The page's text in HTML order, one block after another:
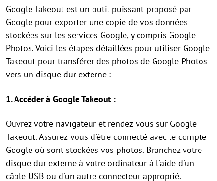
Google Takeout est un outil puissant proposé par
Google pour exporter une copie de vos données
stockées sur les services Google, y compris Google
Photos. Voici les étapes détaillées pour utiliser Google
Takeout pour transférer des photos de Google Photos
vers un disque dur externe :
1. Accéder à Google Takeout :
Ouvrez votre navigateur et rendez-vous sur Google
Takeout. Assurez-vous d'être connecté avec le compte
Google où sont stockées vos photos. Branchez votre
disque dur externe à votre ordinateur à l'aide d'un
câble USB ou d'un autre connecteur approprié.